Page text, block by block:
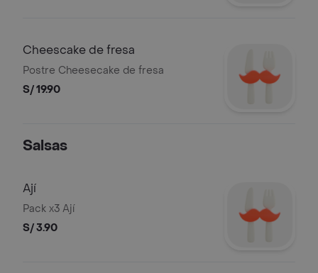
Cheescake de fresa
Postre Cheesecake de fresa
S/ 19.90
Salsas
Ají
Pack x3 Ají
S/ 3.90